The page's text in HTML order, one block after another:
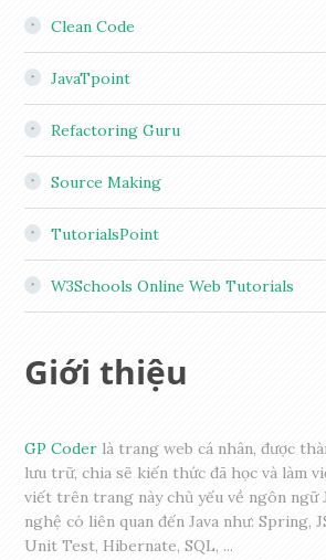
Clean Code
JavaTpoint
Refactoring Guru
Source Making
TutorialsPoint
W3Schools Online Web Tutorials
Giới thiệu
GP Coder là trang web cá nhân, được
lưu trữ, chia sẽ kiến thức đã học và làm
viết trên trang này chủ yếu về ngôn ngữ
nghệ có liên quan đến Java như: Spring,
Unit Test, Hibernate, SQL, ...